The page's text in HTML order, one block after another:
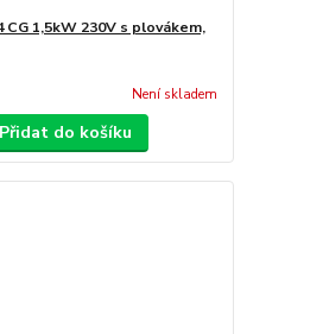
CG 1,5kW 230V s plovákem,
Není skladem
Přidat do košíku